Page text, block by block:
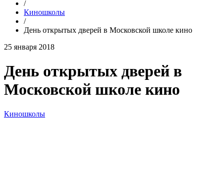
/
Киношколы
/
День открытых дверей в Московской школе кино
25 января 2018
День открытых дверей в
Московской школе кино
Киношколы